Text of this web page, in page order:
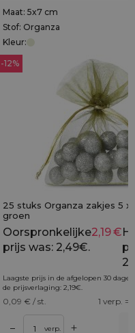
5,69 €
Maat: 5x7 cm
Stof: Organza
Kleur:
-12%
25 stuks Organza zakjes 5 x
groen
Oorspronkelijke
prijs was: 2,49€.
2,19€
Laagste prijs in de afgelopen 30
de prijsverlaging: 2,19€.
0,09 € / st. 1 verp. =
– verp. +
Toevoegen aan